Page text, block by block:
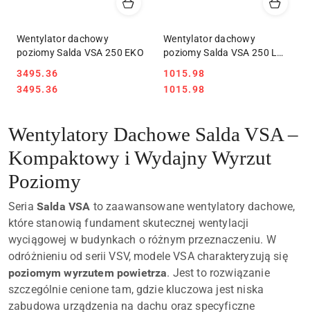
Wentylator dachowy
poziomy Salda VSA 250 EKO
Cena:
3495.36
Cena:
3495.36
Wentylator dachowy
poziomy Salda VSA 250 L
Cena:
1015.98
Cena:
1015.98
Wentylatory Dachowe Salda VSA –
Kompaktowy i Wydajny Wyrzut
Poziomy
Seria Salda VSA to zaawansowane wentylatory dachowe,
które stanowią fundament skutecznej wentylacji
wyciągowej w budynkach o różnym przeznaczeniu. W
odróżnieniu od serii VSV, modele VSA charakteryzują się
poziomym wyrzutem powietrza. Jest to rozwiązanie
szczególnie cenione tam, gdzie kluczowa jest niska
zabudowa urządzenia na dachu oraz specyficzne